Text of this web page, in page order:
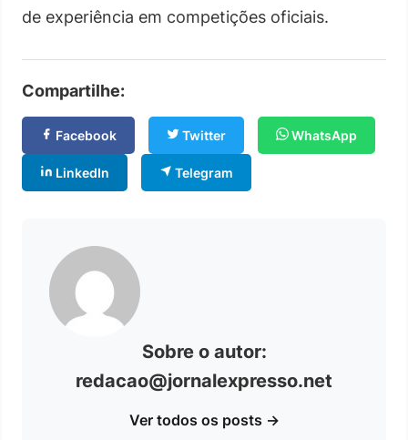
de experiência em competições oficiais.
Compartilhe:
Facebook Twitter WhatsApp
LinkedIn Telegram
Sobre o autor:
redacao@jornalexpresso.net
Ver todos os posts →